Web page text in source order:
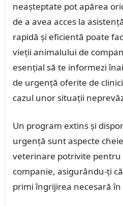
neașteptate pot apărea
de a avea acces la
rapidă și eficientă poate
vieții animalului de
esențial să te informezi
de urgență oferite de
cazul unor situații
Un program extins și
urgență sunt aspecte
veterinare potrivite
companie, asigurându-ți
primi îngrijirea necesară